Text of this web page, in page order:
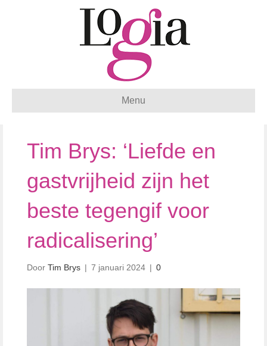
Menu
Tim Brys: ‘Liefde en
gastvrijheid zijn het
beste tegengif voor
radicalisering’
Door Tim Brys | 7 januari 2024 | 0